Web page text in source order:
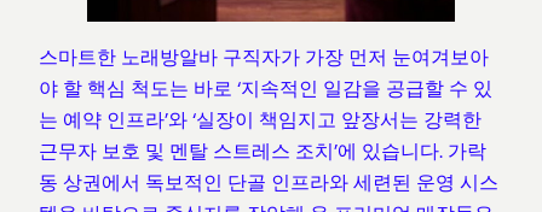
스마트한 노래방알바 구직자가 가장 먼저 눈여겨보아
야 할 핵심 척도는 바로 ‘지속적인 일감을 공급할 수 있
는 예약 인프라’와 ‘실장이 책임지고 앞장서는 강력한
근무자 보호 및 멘탈 스트레스 조치’에 있습니다. 가락
동 상권에서 독보적인 단골 인프라와 세련된 운영 시스